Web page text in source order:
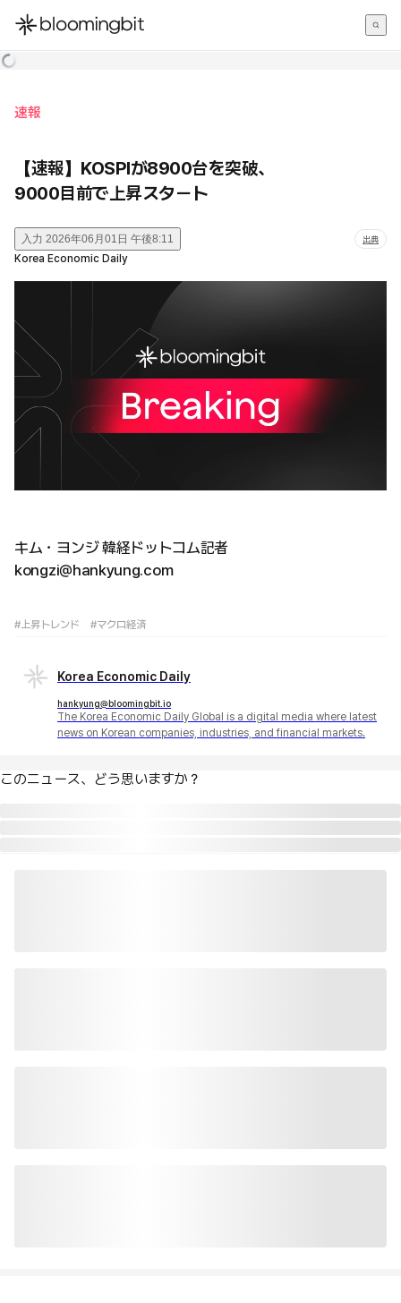
한국어
速報
【速報】KOSPIが8900台を突破、
9000目前で上昇スタート
入力 2026年06月01日 午後8:11 出典
Korea Economic Daily
キム・ヨンジ 韓経ドットコム記者
kongzi@hankyung.com
#上昇トレンド #マクロ経済
Korea Economic Daily
hankyung@bloomingbit.io
The Korea Economic Daily Global is a digital media where latest
news on Korean companies, industries, and financial markets.
このニュース、どう思いますか？